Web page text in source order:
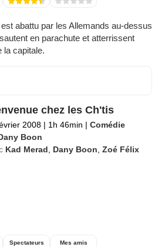
abattu par les Allemands au-dessus
en parachute et atterrissent
la capitale.
chez les Ch'tis
2008 | 1h 46min | Comédie
Boon
Kad Merad Dany Boon ,Zoé Félix
Spectateurs Mes amis